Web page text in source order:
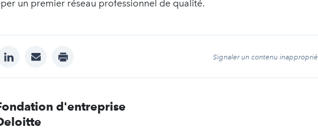
un premier réseau professionnel de qualité.
linkedinmail print Signaler un contenu inapproprié
d'entreprise